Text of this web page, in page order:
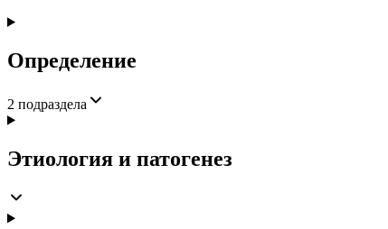
Определение
2 подраздела
Этиология и патогенез